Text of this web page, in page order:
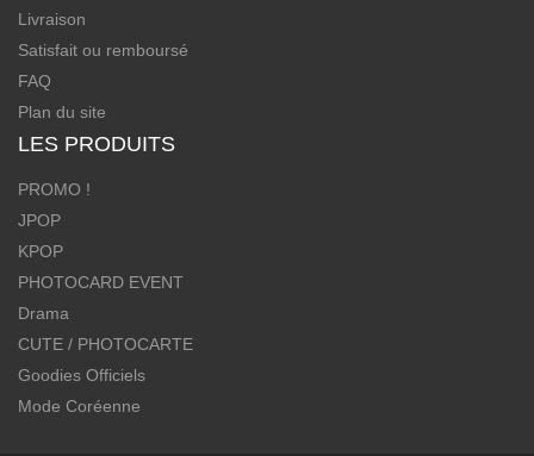
Livraison
Satisfait ou remboursé
FAQ
Plan du site
LES PRODUITS
PROMO !
JPOP
KPOP
PHOTOCARD EVENT
Drama
CUTE / PHOTOCARTE
Goodies Officiels
Mode Coréenne